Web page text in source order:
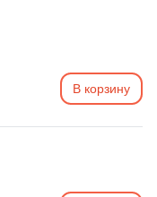
В корзину